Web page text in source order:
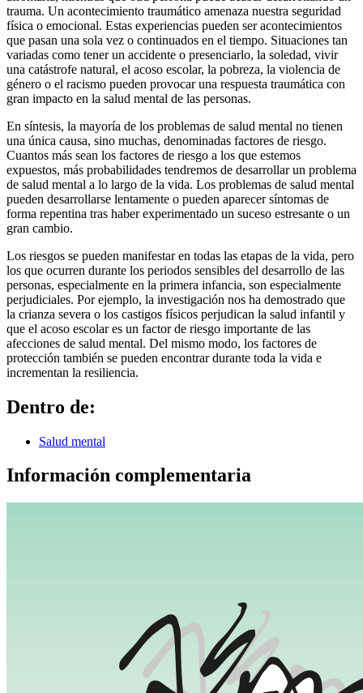
trauma. Un acontecimiento traumático amenaza nuestra seguridad
física o emocional. Estas experiencias pueden ser acontecimientos
que pasan una sola vez o continuados en el tiempo. Situaciones tan
variadas como tener un accidente o presenciarlo, la soledad, vivir
una catástrofe natural, el acoso escolar, la pobreza, la violencia de
género o el racismo pueden provocar una respuesta traumática con
gran impacto en la salud mental de las personas.
En síntesis, la mayoría de los problemas de salud mental no tienen
una única causa, sino muchas, denominadas factores de riesgo.
Cuantos más sean los factores de riesgo a los que estemos
expuestos, más probabilidades tendremos de desarrollar un problema
de salud mental a lo largo de la vida. Los problemas de salud mental
pueden desarrollarse lentamente o pueden aparecer síntomas de
forma repentina tras haber experimentado un suceso estresante o un
gran cambio.
Los riesgos se pueden manifestar en todas las etapas de la vida, pero
los que ocurren durante los periodos sensibles del desarrollo de las
personas, especialmente en la primera infancia, son especialmente
perjudiciales. Por ejemplo, la investigación nos ha demostrado que
la crianza severa o los castigos físicos perjudican la salud infantil y
que el acoso escolar es un factor de riesgo importante de las
afecciones de salud mental. Del mismo modo, los factores de
protección también se pueden encontrar durante toda la vida e
incrementan la resiliencia.
Dentro de:
Salud mental
Información complementaria